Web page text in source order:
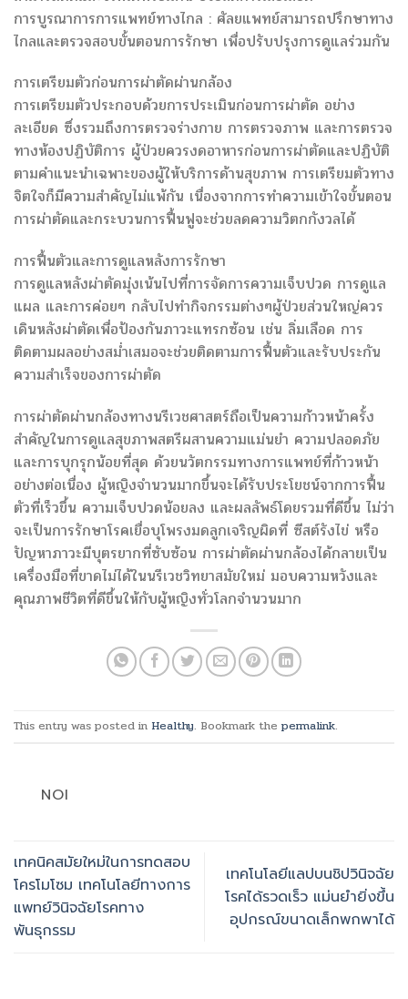
การบูรณาการการแพทย์ทางไกล : ศัลยแพทย์สามารถปรึกษาทาง
ไกลและตรวจสอบขั้นตอนการรักษา เพื่อปรับปรุงการดูแลร่วมกัน
การเตรียมตัวก่อนการผ่าตัดผ่านกล้อง
การเตรียมตัวประกอบด้วยการประเมินก่อนการผ่าตัด อย่าง
ละเอียด ซึ่งรวมถึงการตรวจร่างกาย การตรวจภาพ และการตรวจ
ทางห้องปฏิบัติการ ผู้ป่วยควรงดอาหารก่อนการผ่าตัดและปฏิบัติ
ตามคำแนะนำเฉพาะของผู้ให้บริการด้านสุขภาพ การเตรียมตัวทาง
จิตใจก็มีความสำคัญไม่แพ้กัน เนื่องจากการทำความเข้าใจขั้นตอน
การผ่าตัดและกระบวนการฟื้นฟูจะช่วยลดความวิตกกังวลได้
การฟื้นตัวและการดูแลหลังการรักษา
การดูแลหลังผ่าตัดมุ่งเน้นไปที่การจัดการความเจ็บปวด การดูแล
แผล และการค่อยๆ กลับไปทำกิจกรรมต่างๆผู้ป่วยส่วนใหญ่ควร
เดินหลังผ่าตัดเพื่อป้องกันภาวะแทรกซ้อน เช่น ลิ่มเลือด การ
ติดตามผลอย่างสม่ำเสมอจะช่วยติดตามการฟื้นตัวและรับประกัน
ความสำเร็จของการผ่าตัด
การผ่าตัดผ่านกล้องทางนรีเวชศาสตร์ถือเป็นความก้าวหน้าครั้ง
สำคัญในการดูแลสุขภาพสตรีผสานความแม่นยำ ความปลอดภัย
และการบุกรุกน้อยที่สุด ด้วยนวัตกรรมทางการแพทย์ที่ก้าวหน้า
อย่างต่อเนื่อง ผู้หญิงจำนวนมากขึ้นจะได้รับประโยชน์จากการฟื้น
ตัวที่เร็วขึ้น ความเจ็บปวดน้อยลง และผลลัพธ์โดยรวมที่ดีขึ้น ไม่ว่า
จะเป็นการรักษาโรคเยื่อบุโพรงมดลูกเจริญผิดที่ ซีสต์รังไข่ หรือ
ปัญหาภาวะมีบุตรยากที่ซับซ้อน การผ่าตัดผ่านกล้องได้กลายเป็น
เครื่องมือที่ขาดไม่ได้ในนรีเวชวิทยาสมัยใหม่ มอบความหวังและ
คุณภาพชีวิตที่ดีขึ้นให้กับผู้หญิงทั่วโลกจำนวนมาก
This entry was posted in Healthy. Bookmark the permalink.
NOI
เทคนิคสมัยใหม่ในการทดสอบ
โครโมโซม เทคโนโลยีทางการ
แพทย์วินิจฉัยโรคทาง
พันธุกรรม
เทคโนโลยีแลปบนชิปวินิจฉัย
โรคได้รวดเร็ว แม่นยำยิ่งขึ้น
อุปกรณ์ขนาดเล็กพกพาได้